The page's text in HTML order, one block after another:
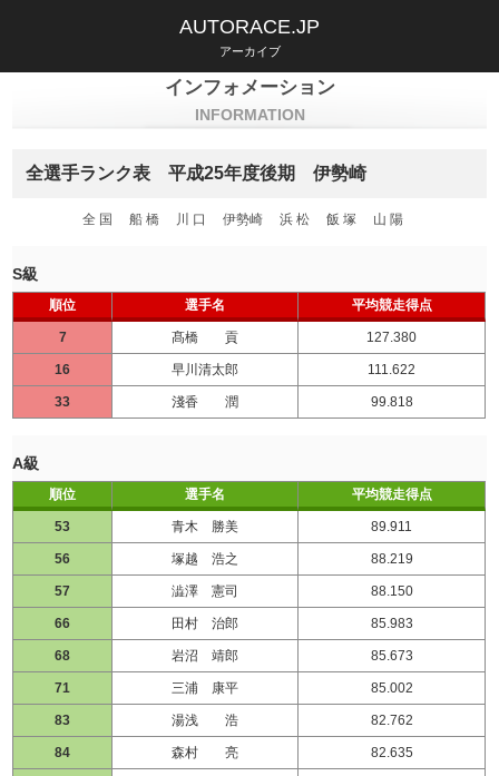
AUTORACE.JP
アーカイブ
インフォメーション
INFORMATION
全選手ランク表 平成25年度後期 伊勢崎
全 国 船 橋 川 口 伊勢崎 浜 松 飯 塚 山 陽
S級
順位 選手名 平均競走得点
7 髙橋 貢 127.380
16 早川清太郎 111.622
33 淺香 潤 99.818
A級
順位 選手名 平均競走得点
53 青木 勝美 89.911
56 塚越 浩之 88.219
57 澁澤 憲司 88.150
66 田村 治郎 85.983
68 岩沼 靖郎 85.673
71 三浦 康平 85.002
83 湯浅 浩 82.762
84 森村 亮 82.635